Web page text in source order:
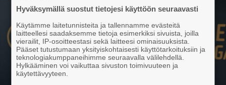
Hyväksymällä suostut tietojesi käyttöön seuraavasti
Käytämme laitetunnisteita ja tallennamme evästeitä
laitteellesi saadaksemme tietoja esimerkiksi sivuista, joilla
vierailit, IP-osoitteestasi sekä laitteesi ominaisuuksista.
Pääset tutustumaan yksityiskohtaisesti käyttötarkoituksiin ja
teknologiakumppaneihimme seuraavalla välilehdellä.
Hylkääminen voi vaikuttaa sivuston toimivuuteen ja
käytettävyyteen.